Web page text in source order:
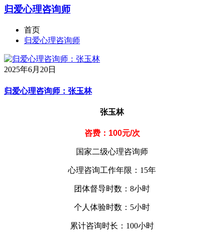
归爱心理咨询师
首页
归爱心理咨询师
2025年6月20日
归爱心理咨询师：张玉林
张玉林
咨费：100元/次
国家二级心理咨询师
心理咨询工作年限：15年
团体督导时数：8小时
个人体验时数：5小时
累计咨询时长：100小时